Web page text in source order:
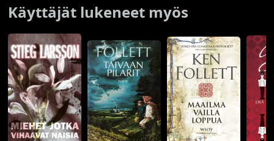
Käyttäjät lukeneet myös